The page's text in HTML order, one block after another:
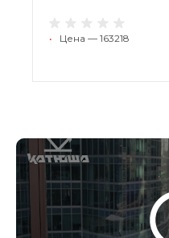
• Цена — 163218